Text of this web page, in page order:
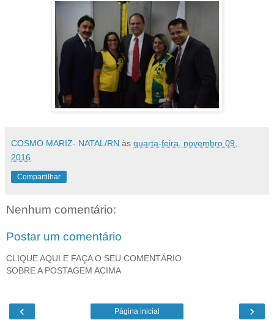
COSMO MARIZ- NATAL/RN às quarta-feira, novembro 09,
2016
Compartilhar
Nenhum comentário:
Postar um comentário
CLIQUE AQUI E FAÇA O SEU COMENTÁRIO
SOBRE A POSTAGEM ACIMA
‹ ›
Página inicial